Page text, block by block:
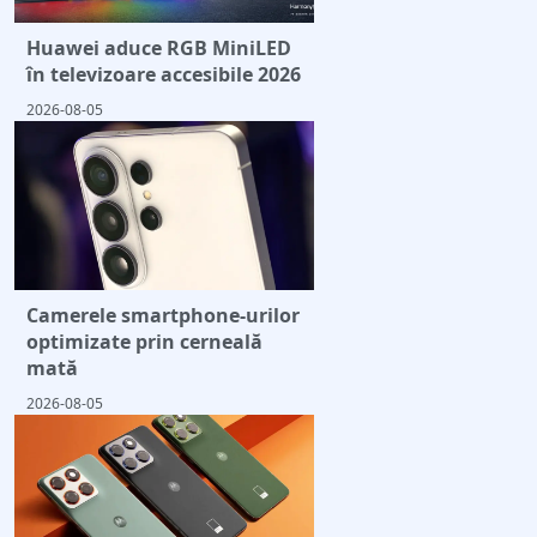
Huawei aduce RGB MiniLED
în televizoare accesibile 2026
2026-08-05
Camerele smartphone-urilor
optimizate prin cerneală
mată
2026-08-05